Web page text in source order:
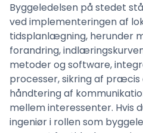
Byggeledelsen på stedet
ved implementeringen af
tidsplanlægning, herunder
forandring,
metoder og software,
processer, sikring af
håndtering af
mellem interessenter. Hvis
ingeniør i rollen som